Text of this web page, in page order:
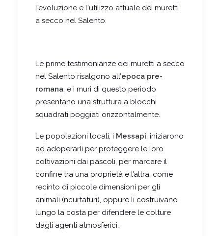
l'evoluzione e l'utilizzo attuale dei muretti
a secco nel Salento.
Le prime testimonianze dei muretti a secco
nel Salento risalgono all’epoca pre-
romana, e i muri di questo periodo
presentano una struttura a blocchi
squadrati poggiati orizzontalmente.
Le popolazioni locali, i Messapi, iniziarono
ad adoperarli per proteggere le loro
coltivazioni dai pascoli, per marcare il
confine tra una proprietà e l’altra, come
recinto di piccole dimensioni per gli
animali (ncurtaturi), oppure li costruivano
lungo la costa per difendere le colture
dagli agenti atmosferici.